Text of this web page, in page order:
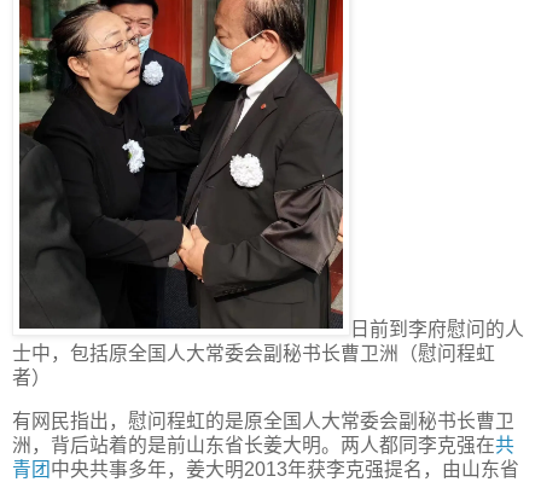
日前到李府慰问的人
士中，包括原全国人大常委会副秘书长曹卫洲（慰问程虹
者）
有网民指出，慰问程虹的是原全国人大常委会副秘书长曹卫
洲，背后站着的是前山东省长姜大明。两人都同李克强在共
青团 中央共事多年，姜大明2013年获李克强提名，由山东省